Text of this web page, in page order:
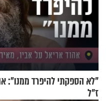
"לא הספקתי להיפרד ממנו":
ז"ל